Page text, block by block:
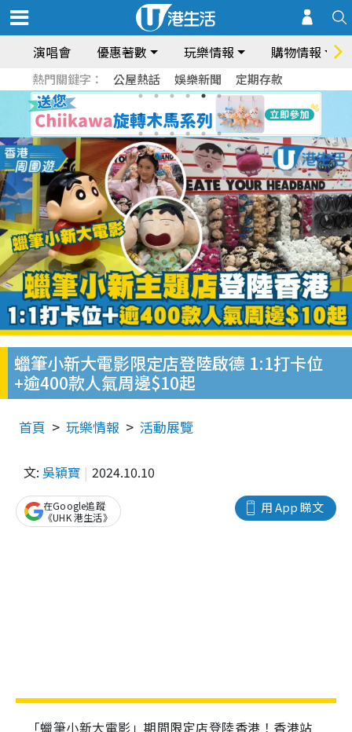
演唱會 優惠著數 玩樂情報 購物情報
熱門關鍵字： 公屋熱話 娛樂新聞 定期存款
蠟筆小新大電影限定店登陸啟德 1:1打卡位
+逾400款人氣周邊$10起
首頁 玩樂情報 活動展覽
文: 吳穎寶 2024.10.10
用 App 睇文
在Google追蹤
《UHK 港生活》
「蠟筆小新大電影」期間限定店登陸香港！香港站